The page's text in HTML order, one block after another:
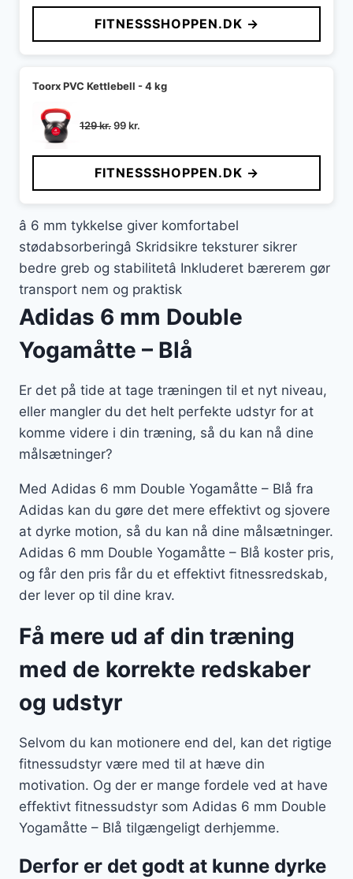
pris
var:
129 kr..
pris
er:
79 kr..
FITNESSSHOPPEN.DK →
Toorx PVC Kettlebell - 4 kg
129kr.Den
pris
var:
129 kr..
99kr.
pris
er:
99 kr..
FITNESSSHOPPEN.DK →
â 6 mm tykkelse giver komfortabel
stødabsorberingâ Skridsikre teksturer sikrer
bedre greb og stabilitetâ Inkluderet bærerem gør
transport nem og praktisk
Adidas 6 mm Double
Yogamåtte – Blå
Er det på tide at tage træningen til et nyt niveau,
eller mangler du det helt perfekte udstyr for at
komme videre i din træning, så du kan nå dine
målsætninger?
Med Adidas 6 mm Double Yogamåtte – Blå fra
Adidas kan du gøre det mere effektivt og sjovere
at dyrke motion, så du kan nå dine målsætninger.
Adidas 6 mm Double Yogamåtte – Blå koster pris,
og får den pris får du et effektivt fitnessredskab,
der lever op til dine krav.
Få mere ud af din træning
med de korrekte redskaber
og udstyr
Selvom du kan motionere end del, kan det rigtige
fitnessudstyr være med til at hæve din
motivation. Og der er mange fordele ved at have
effektivt fitnessudstyr som Adidas 6 mm Double
Yogamåtte – Blå tilgængeligt derhjemme.
Derfor er det godt at kunne dyrke